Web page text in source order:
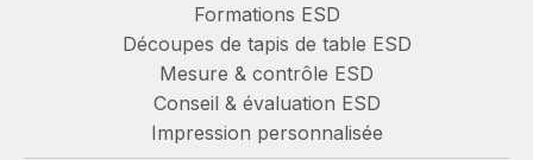
Formations ESD
Découpes de tapis de table ESD
Mesure & contrôle ESD
Conseil & évaluation ESD
Impression personnalisée